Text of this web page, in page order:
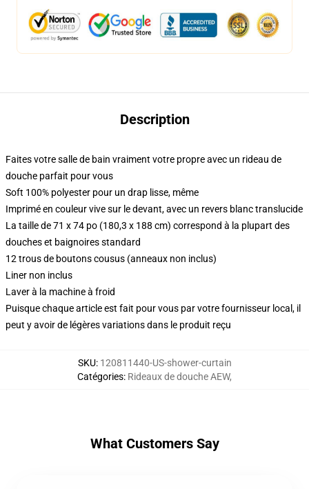
Description
Faites votre salle de bain vraiment votre propre avec un rideau de
douche parfait pour vous
Soft 100% polyester pour un drap lisse, même
Imprimé en couleur vive sur le devant, avec un revers blanc translucide
La taille de 71 x 74 po (180,3 x 188 cm) correspond à la plupart des
douches et baignoires standard
12 trous de boutons cousus (anneaux non inclus)
Liner non inclus
Laver à la machine à froid
Puisque chaque article est fait pour vous par votre fournisseur local, il
peut y avoir de légères variations dans le produit reçu
SKU: 120811440-US-shower-curtain
Catégories: Rideaux de douche AEW,
What Customers Say